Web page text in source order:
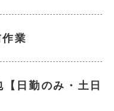
業
日勤のみ・土日